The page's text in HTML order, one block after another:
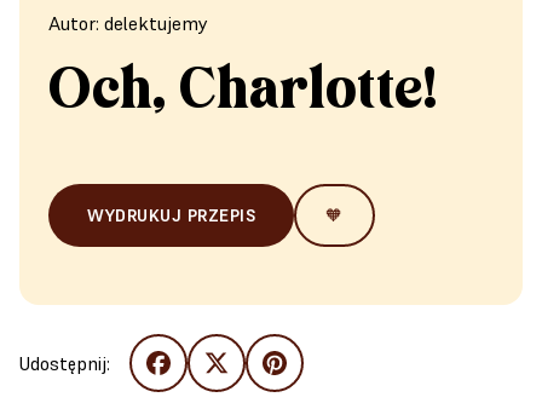
Autor: delektujemy
Och, Charlotte!
WYDRUKUJ PRZEPIS 🧡
Udostępnij: